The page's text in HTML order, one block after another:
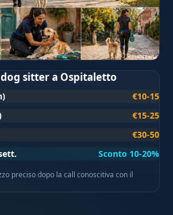
sitter a Ospitaletto
€10-15
€15-25
€30-50
Sconto 10-20%
preciso dopo la call conoscitiva con il